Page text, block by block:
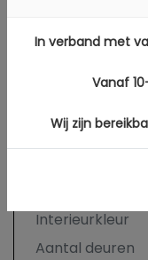
(internationaal)
APK
Carrosserie
Interieurkleur
Aantal deuren
In verband met
Vanaf
Wij zijn